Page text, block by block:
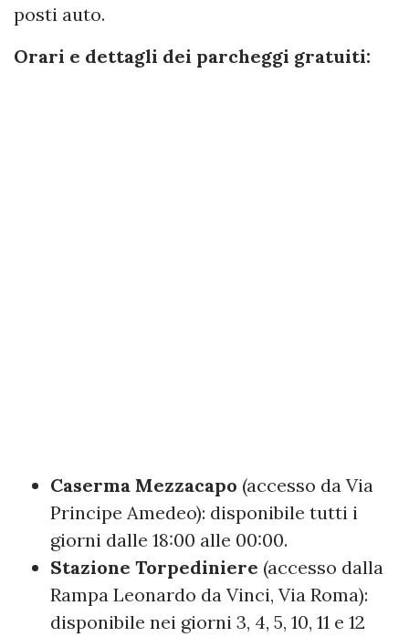
posti auto.
Orari e dettagli dei parcheggi gratuiti:
Caserma Mezzacapo (accesso da Via
Principe Amedeo): disponibile tutti i
giorni dalle 18:00 alle 00:00.
Stazione Torpediniere (accesso dalla
Rampa Leonardo da Vinci, Via Roma):
disponibile nei giorni 3, 4, 5, 10, 11 e 12